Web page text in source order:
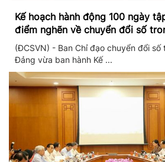
Kế hoạch hành động 100 ngày
điểm nghẽn về chuyển đổi số
Đảng
(ĐCSVN) - Ban Chỉ đạo chuyển đổi
Đảng vừa ban hành Kế ...